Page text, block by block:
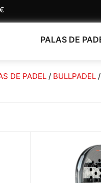
PALAS DE
DE PADEL / BULLPADEL /